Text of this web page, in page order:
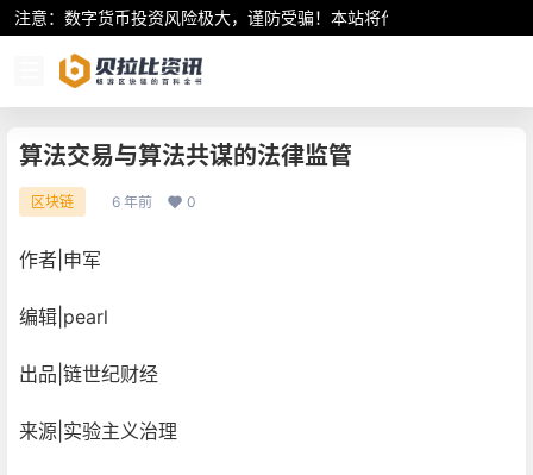
注意：数字货币投资风险极大，谨防受骗！本站将作为行业资讯共享
算法交易与算法共谋的法律监管
区块链 6 年前 0
作者|申军
编辑|pearl
出品|链世纪财经
来源|实验主义治理